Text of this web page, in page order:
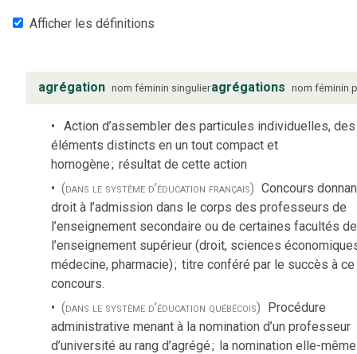
Afficher les définitions
agrégation nom féminin singulieragrégations nom féminin
Action d’assembler des particules individuelles, des
éléments distincts en un tout compact et
homogène; résultat de cette action
(dans le système d’éducation français) Concours
droit à l’admission dans le corps des professeurs de
l’enseignement secondaire ou de certaines facultés de
l’enseignement supérieur (droit, sciences
médecine, pharmacie); titre conféré par le succès à ce
concours.
(dans le système d’éducation québécois) Procédure
administrative menant à la nomination d’un professeur
d’université au rang d’agrégé; la nomination elle-